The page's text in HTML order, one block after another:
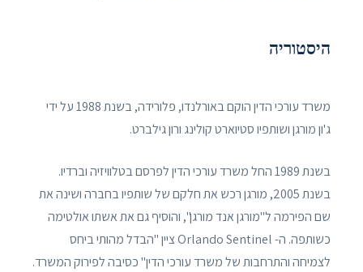
היסטוריה
משרד עורכי הדין הוקם באורלנדו, פלורידה, בשנת 1988 על ידי
ג'ון מורגן ושותפיו סטיוארט קולינג ורון גילברט.
בשנת 1989 החל משרד עורכי הדין לפרסם בטלוויזיה וברדיו.
בשנת 2005, מורגן רכש את חלקם של שותפיו בחברה ושינה את
שם הפירמה ל"מורגן אנד מורגן", והוסיף גם את אשתו אולטימה
כשותפה. ה- Orlando Sentinel ציין "הבדל מהותי ביחס
לצמיחה והתרחבות של משרד עורכי הדין" כסיבה לפירוק המשרד.